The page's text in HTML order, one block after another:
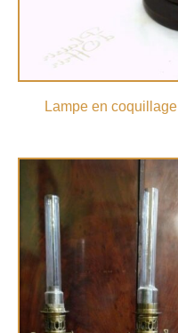
Lampe en